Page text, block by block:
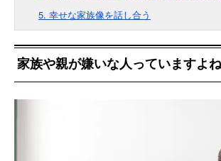
5. 幸せな家族像を話し合う
家族や親が嫌いな人っていますよね